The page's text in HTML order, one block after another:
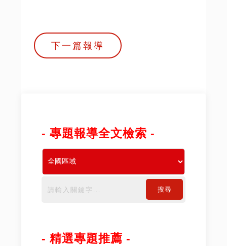
下一篇報導
- 專題報導全文檢索 -
搜尋
- 精選專題推薦 -